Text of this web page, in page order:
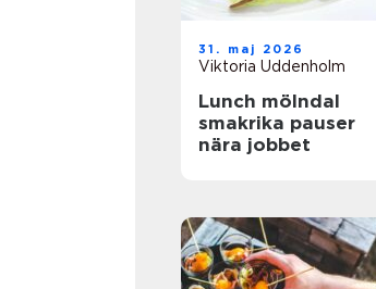
31. maj 2026
Viktoria Uddenholm
Lunch mölndal
smakrika pauser
nära jobbet